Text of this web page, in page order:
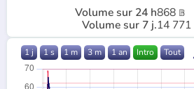
Volume sur 24 h868 𝔹
Volume sur 7 j.14 771
1 j 1 s 1 m 3 m 1 an Intro Tout